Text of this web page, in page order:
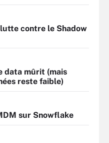
contre le Shadow
data mûrit (mais
reste faible)
sur Snowflake